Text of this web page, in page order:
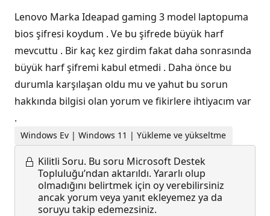
Lenovo Marka Ideapad gaming 3 model laptopuma
bios şifresi koydum . Ve bu şifrede büyük harf
mevcuttu . Bir kaç kez girdim fakat daha sonrasında
büyük harf şifremi kabul etmedi . Daha önce bu
durumla karşılaşan oldu mu ve yahut bu sorun
hakkında bilgisi olan yorum ve fikirlere ihtiyacım var
.
Windows Ev | Windows 11 | Yükleme ve yükseltme
Kilitli Soru. Bu soru Microsoft Destek
Topluluğu’ndan aktarıldı. Yararlı olup
olmadığını belirtmek için oy verebilirsiniz
ancak yorum veya yanıt ekleyemez ya da
soruyu takip edemezsiniz.